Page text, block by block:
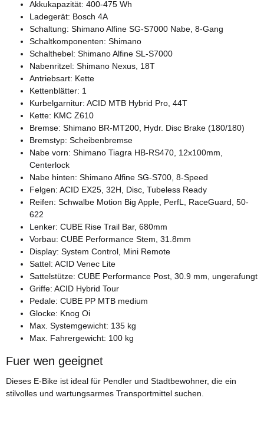
Akkukapazität: 400-475 Wh
Ladegerät: Bosch 4A
Schaltung: Shimano Alfine SG-S7000 Nabe, 8-Gang
Schaltkomponenten: Shimano
Schalthebel: Shimano Alfine SL-S7000
Nabenritzel: Shimano Nexus, 18T
Antriebsart: Kette
Kettenblätter: 1
Kurbelgarnitur: ACID MTB Hybrid Pro, 44T
Kette: KMC Z610
Bremse: Shimano BR-MT200, Hydr. Disc Brake (180/180)
Bremstyp: Scheibenbremse
Nabe vorn: Shimano Tiagra HB-RS470, 12x100mm,
Centerlock
Nabe hinten: Shimano Alfine SG-S700, 8-Speed
Felgen: ACID EX25, 32H, Disc, Tubeless Ready
Reifen: Schwalbe Motion Big Apple, PerfL, RaceGuard, 50-
622
Lenker: CUBE Rise Trail Bar, 680mm
Vorbau: CUBE Performance Stem, 31.8mm
Display: System Control, Mini Remote
Sattel: ACID Venec Lite
Sattelstütze: CUBE Performance Post, 30.9 mm, ungerafungt
Griffe: ACID Hybrid Tour
Pedale: CUBE PP MTB medium
Glocke: Knog Oi
Max. Systemgewicht: 135 kg
Max. Fahrergewicht: 100 kg
Fuer wen geeignet
Dieses E-Bike ist ideal für Pendler und Stadtbewohner, die ein
stilvolles und wartungsarmes Transportmittel suchen.